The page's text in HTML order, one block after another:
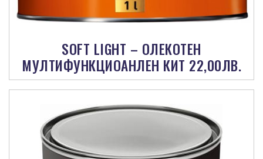
SOFT LIGHT – ОЛЕКОТЕН
МУЛТИФУНКЦИОАНЛЕН КИТ 22,00ЛВ.